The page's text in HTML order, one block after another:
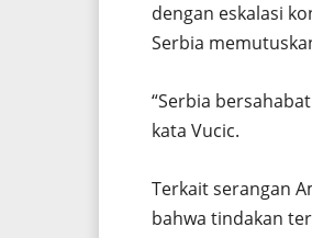
dengan eskalasi
Serbia
“Serbia
kata Vucic.
Terkait serangan
bahwa tindakan